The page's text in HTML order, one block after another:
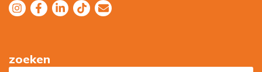
zoeken